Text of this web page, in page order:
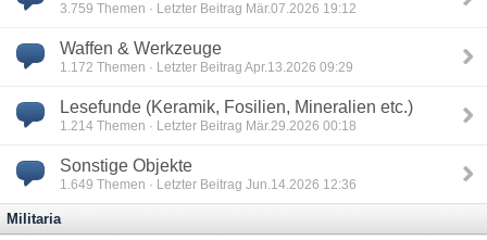
3.759 Themen · Letzter Beitrag Mär.07.2026 19:12
Waffen & Werkzeuge
1.172 Themen · Letzter Beitrag Apr.13.2026 09:29
Lesefunde (Keramik, Fosilien, Mineralien etc.)
1.214 Themen · Letzter Beitrag Mär.29.2026 00:18
Sonstige Objekte
1.649 Themen · Letzter Beitrag Jun.14.2026 12:36
Militaria